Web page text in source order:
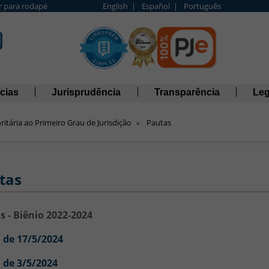
para rodapé English | Español | Português
Jurisprudência Transparência
ao Primeiro Grau de Jurisdição Pautas
- Biênio 2022-2024
17/5/2024
3/5/2024